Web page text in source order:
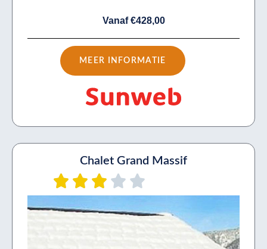
Vanaf €428,00
MEER INFORMATIE
Chalet Grand Massif